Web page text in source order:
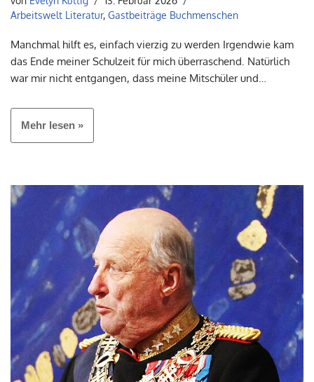
Arbeitswelt Literatur, Gastbeiträge Buchmenschen
Manchmal hilft es, einfach vierzig zu werden Irgendwie kam
das Ende meiner Schulzeit für mich überraschend. Natürlich
war mir nicht entgangen, dass meine Mitschüler und…
Mehr lesen »